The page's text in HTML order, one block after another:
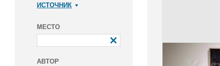
ИСТОЧНИК
МЕСТО
АВТОР